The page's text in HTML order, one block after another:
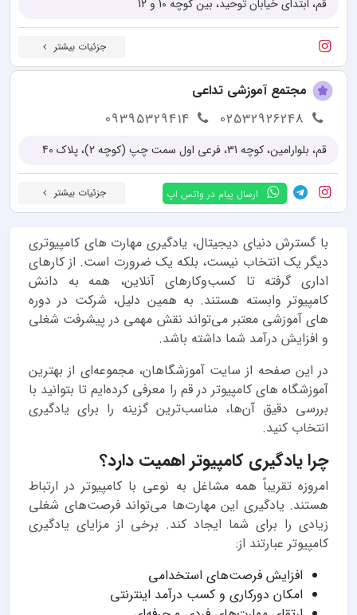
قم، ابتدای خیابان توحید، بین کوچه 10 و 12
جزئیات بیشتر
مجتمع آموزشی تداعی
02532926248
09395329414
قم، بلوارامین، کوچه 31، فرعی اول سمت چپ (کوچه 2)، پلاک 40
ارسال پیام در واتس اپ جزئیات بیشتر
با گسترش دنیای دیجیتال، یادگیری مهارت های کامپیوتری
دیگر یک انتخاب نیست، بلکه یک ضرورت است. از کارهای
اداری گرفته تا کسب‌وکارهای آنلاین، همه به دانش
کامپیوتر وابسته هستند. به همین دلیل، شرکت در دوره
های آموزشی معتبر می‌تواند نقش مهمی در پیشرفت شغلی
و افزایش درآمد شما داشته باشد.
در این صفحه از سایت آموزشگاهان، مجموعه‌ای از بهترین
آموزشگاه های کامپیوتر در قم را معرفی کرده‌ایم تا بتوانید با
بررسی دقیق آن‌ها، مناسب‌ترین گزینه را برای یادگیری
انتخاب کنید.
چرا یادگیری کامپیوتر اهمیت دارد؟
امروزه تقریباً همه مشاغل به نوعی با کامپیوتر در ارتباط
هستند. یادگیری این مهارت‌ها می‌تواند فرصت‌های شغلی
زیادی را برای شما ایجاد کند. برخی از مزایای یادگیری
کامپیوتر عبارتند از:
افزایش فرصت‌های استخدامی
امکان دورکاری و کسب درآمد اینترنتی